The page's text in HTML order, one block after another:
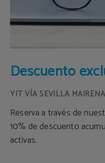
Descuento
Reserva a través de
10% de descuento
activas.